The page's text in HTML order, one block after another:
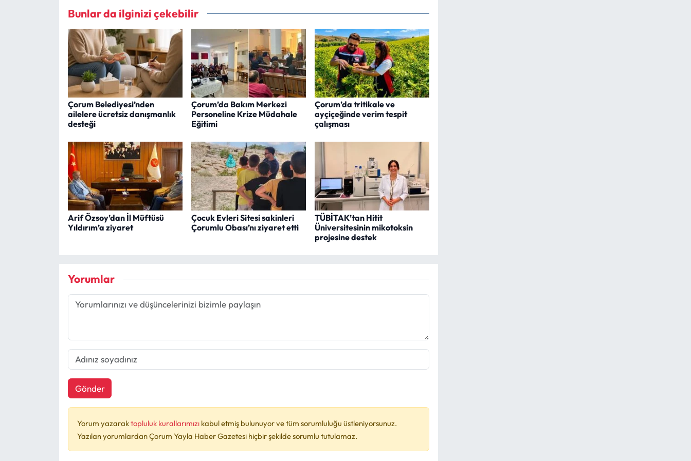
Bunlar da ilginizi çekebilir
Çorum Belediyesi’nden
ailelere ücretsiz danışmanlık
desteği
Çorum’da Bakım Merkezi
Personeline Krize Müdahale
Eğitimi
Çorum’da tritikale ve
ayçiçeğinde verim tespit
çalışması
Arif Özsoy’dan İl Müftüsü
Yıldırım’a ziyaret
Çocuk Evleri Sitesi sakinleri
Çorumlu Obası’nı ziyaret etti
TÜBİTAK’tan Hitit
Üniversitesinin mikotoksin
projesine destek
Yorumlar
Gönder
Yorum yazaraktopluluk kurallarımızı kabul etmiş bulunuyor ve tüm sorumluluğu üstleniyorsunuz.
Yazılan yorumlardan Çorum Yayla Haber Gazetesi hiçbir şekilde sorumlu tutulamaz.